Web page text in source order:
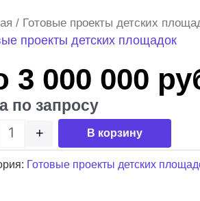
/ Готовые проекты детских
проекты детских площадок
3 000 000
по запросу
Количество товара До 3 000 000
+ В корзину
Готовые проекты детских